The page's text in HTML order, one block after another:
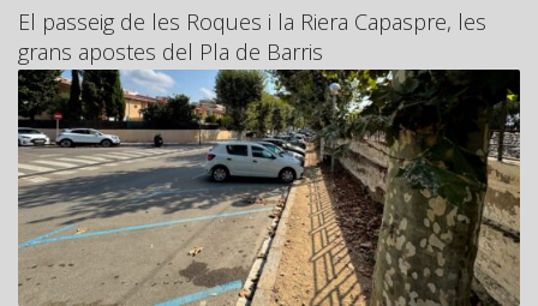
El passeig de les Roques i la Riera Capaspre, les
grans apostes del Pla de Barris